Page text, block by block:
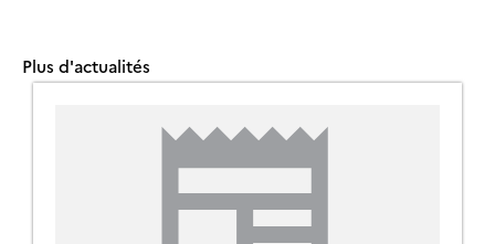
Plus d'actualités